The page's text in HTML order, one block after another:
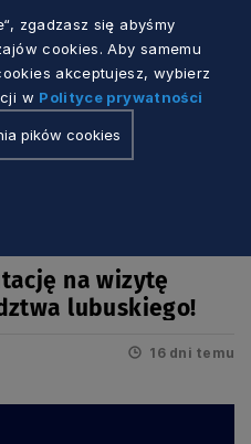
na wizytę
lubuskiego!
16 dni temu
zgadzasz się abyśmy
cookies. Aby samemu
akceptujesz, wybierz
w Polityce prywatności
pików cookies